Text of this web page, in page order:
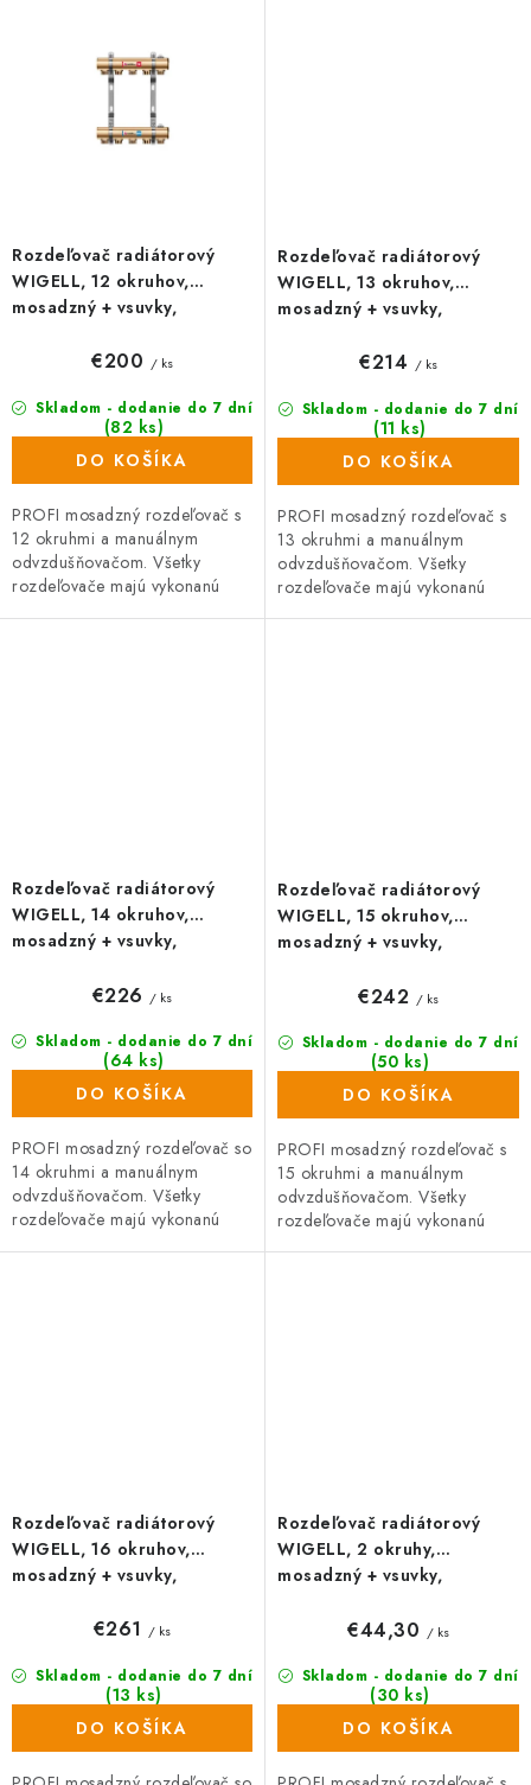
Rozdeľovač radiátorový
WIGELL, 12 okruhov,
mosadzný + vsuvky,
Skladom - dodanie do 7 dní
(82 ks)
€200 / ks
DO KOŠÍKA
PROFI mosadzný rozdeľovač s
12 okruhmi a manuálnym
odvzdušňovačom. Všetky
rozdeľovače majú vykonanú
Rozdeľovač radiátorový
WIGELL, 13 okruhov,
mosadzný + vsuvky,
Skladom - dodanie do 7 dní
(11 ks)
€214 / ks
DO KOŠÍKA
PROFI mosadzný rozdeľovač s
13 okruhmi a manuálnym
odvzdušňovačom. Všetky
rozdeľovače majú vykonanú
Rozdeľovač radiátorový
WIGELL, 14 okruhov,
mosadzný + vsuvky,
Skladom - dodanie do 7 dní
(64 ks)
€226 / ks
DO KOŠÍKA
PROFI mosadzný rozdeľovač so
14 okruhmi a manuálnym
odvzdušňovačom. Všetky
rozdeľovače majú vykonanú
Rozdeľovač radiátorový
WIGELL, 15 okruhov,
mosadzný + vsuvky,
Skladom - dodanie do 7 dní
(50 ks)
€242 / ks
DO KOŠÍKA
PROFI mosadzný rozdeľovač s
15 okruhmi a manuálnym
odvzdušňovačom. Všetky
rozdeľovače majú vykonanú
Rozdeľovač radiátorový
WIGELL, 16 okruhov,
mosadzný + vsuvky,
Skladom - dodanie do 7 dní
(13 ks)
€261 / ks
DO KOŠÍKA
Rozdeľovač radiátorový
WIGELL, 2 okruhy,
mosadzný + vsuvky,
Skladom - dodanie do 7 dní
(30 ks)
€44,30 / ks
DO KOŠÍKA